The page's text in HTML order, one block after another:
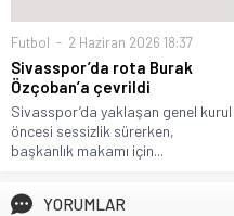
Futbol 2 Haziran 2026 18:37
Sivasspor’da rota Burak
Özçoban’a çevrildi
Sivasspor’da yaklaşan genel kurul
öncesi sessizlik sürerken,
başkanlık makamı için...
YORUMLAR